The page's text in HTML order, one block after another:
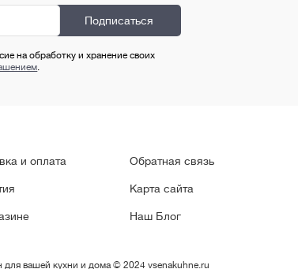
на обработку и хранение своих
.
и оплата Обратная связь
Карта сайта
Наш Блог
для вашей кухни и дома © 2024 vsenakuhne.ru